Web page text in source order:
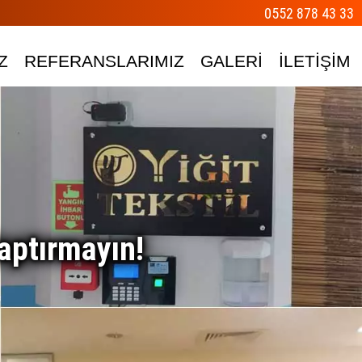
0552 878 43 33
REFERANSLARIMIZ GALERİ İLETİŞİM